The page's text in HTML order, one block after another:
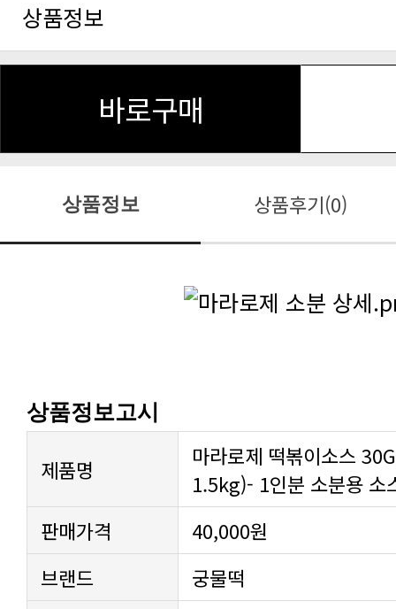
상품정보
바로구매
상품정보 상품후기(0)
상품정보고시
제품명
마라로제 떡볶이소스
1.5kg)- 1인분 소분용 소
판매가격
40,000원
브랜드
궁물떡